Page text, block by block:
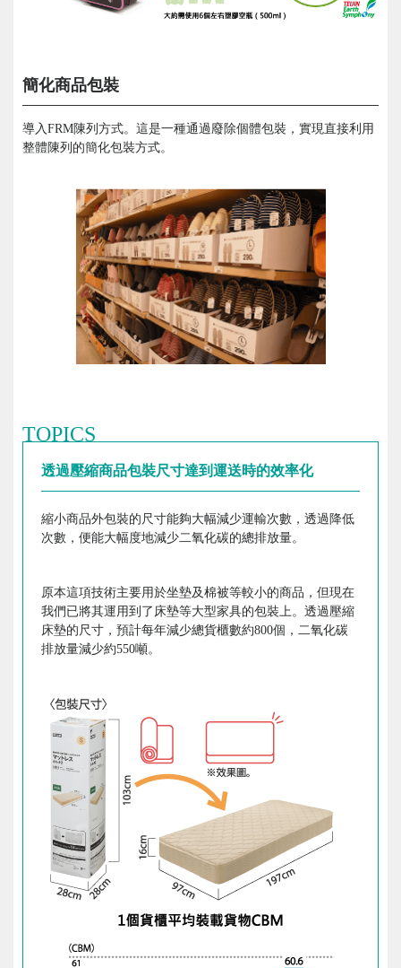
簡化商品包裝
導入FRM陳列方式。這是一種通過廢除個體包裝，實現直接利用
整體陳列的簡化包裝方式。
TOPICS
透過壓縮商品包裝尺寸達到運送時的效率化
縮小商品外包裝的尺寸能夠大幅減少運輸次數，透過降低
次數，便能大幅度地減少二氧化碳的總排放量。
原本這項技術主要用於坐墊及棉被等較小的商品，但現在
我們已將其運用到了床墊等大型家具的包裝上。透過壓縮
床墊的尺寸，預計每年減少總貨櫃數約800個，二氧化碳
排放量減少約550噸。